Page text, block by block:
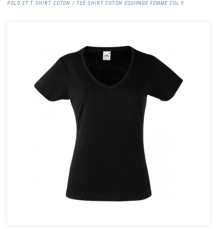
POLO ET T SHIRT COTON
TEE SHIRT COTON EQUIPAGE FEMME COL V